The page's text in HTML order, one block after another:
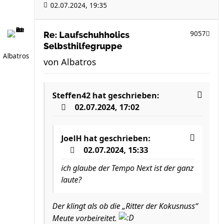
02.07.2024, 19:35
Albatros
Re: Laufschuhholics
Selbsthilfegruppe
9057
von Albatros
Steffen42 hat geschrieben:
02.07.2024, 17:02
JoelH hat geschrieben:
02.07.2024, 15:33
ich glaube der Tempo Next ist der ganz
laute?
Der klingt als ob die „Ritter der Kokusnuss“
Meute vorbeireitet.